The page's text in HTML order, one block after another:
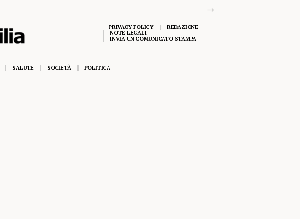
PRIVACY POLICY
REDAZIONE
NOTE LEGALI
INVIA UN COMUNICATO STAMPA
SALUTE SOCIETÀ POLITICA